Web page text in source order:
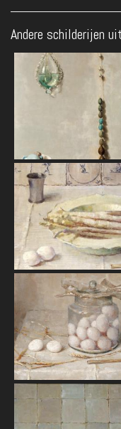
Andere schilderijen